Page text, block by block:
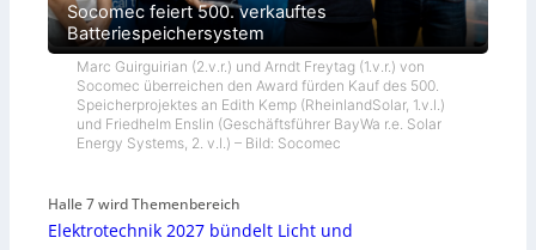
Socomec feiert 500. verkauftes
Batteriespeichersystem
Marc Guirguirian (2.v.r.) und Arndt Freytag (1.v.r.) von
Socomec überreichen den Award fürden Kauf des 500.
Speicherprojektes an Edith Kemp (RheinlandSolar, 1.v.l.)
und Friedhelm Enslin (Geschäftsführer BayWa r.e. Solar
Energy Systems, 2. v.l.) – Bild: Socomec
Halle 7 wird Themenbereich
Elektrotechnik 2027 bündelt Licht und